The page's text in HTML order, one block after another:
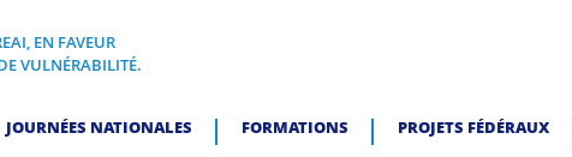
CREAI, EN FAVEUR DES PERSONNES EN SITUATION DE
EN FAVEUR
VULNÉRABILITÉ.
JOURNÉES NATIONALES FORMATIONS PROJETS FÉDÉRAUX